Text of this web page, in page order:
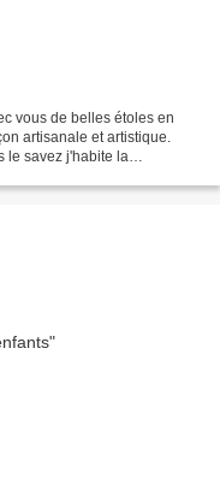
vous de belles étoles en
artisanale et artistique.
le savez j'habite la